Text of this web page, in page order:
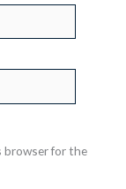
browser for the